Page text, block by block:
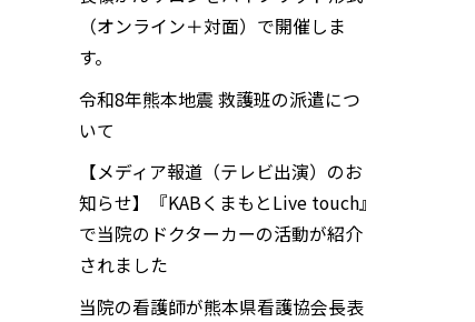
（オンライン＋対面）で開催しま
す。
令和8年熊本地震 救護班の派遣につ
いて
【メディア報道（テレビ出演）のお
知らせ】『KABくまもとLive touch』
で当院のドクターカーの活動が紹介
されました
当院の看護師が熊本県看護協会長表